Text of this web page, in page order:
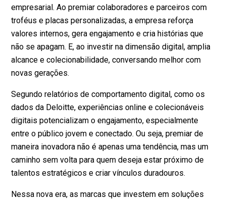
empresarial. Ao premiar colaboradores e parceiros com
troféus e placas personalizadas, a empresa reforça
valores internos, gera engajamento e cria histórias que
não se apagam. E, ao investir na dimensão digital, amplia
alcance e colecionabilidade, conversando melhor com
novas gerações.
Segundo relatórios de comportamento digital, como os
dados da Deloitte, experiências online e colecionáveis
digitais potencializam o engajamento, especialmente
entre o público jovem e conectado. Ou seja, premiar de
maneira inovadora não é apenas uma tendência, mas um
caminho sem volta para quem deseja estar próximo de
talentos estratégicos e criar vínculos duradouros.
Nessa nova era, as marcas que investem em soluções